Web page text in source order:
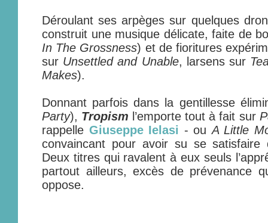
Déroulant ses arpèges sur quelques
construit une musique délicate, faite de
In The Grossness) et de fioritures
sur Unsettled and Unable, larsens sur
Makes).
Donnant parfois dans la gentillesse
Party), Tropism l’emporte tout à fait sur
rappelle Giuseppe Ielasi - ouA Little
convaincant pour avoir su se satisfaire
Deux titres qui ravalent à eux seuls
partout ailleurs, excès de prévenance
oppose.